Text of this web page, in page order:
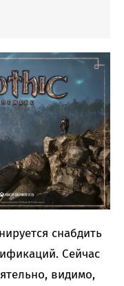
снабдить
Сейчас
видимо,